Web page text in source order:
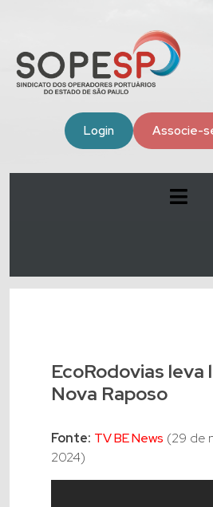
Login Associe-
EcoRodovias leva
Nova Raposo
Fonte: TV BE News (29 de
2024)